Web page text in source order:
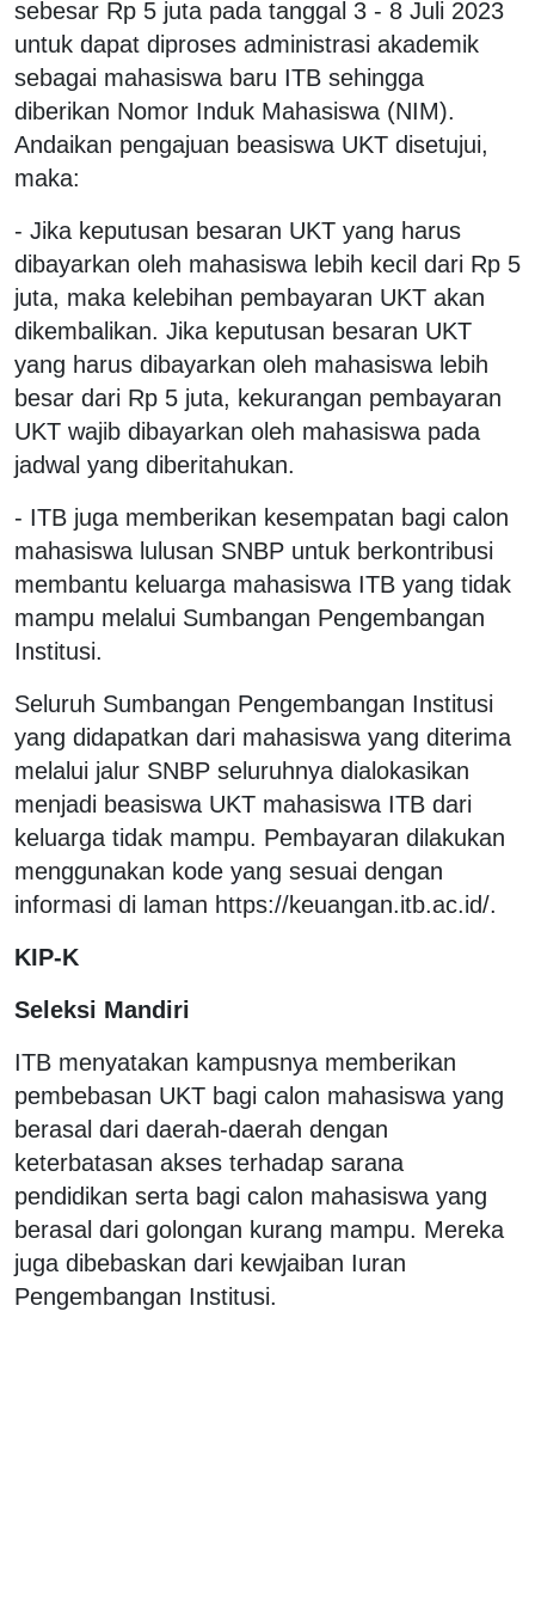
sebesar Rp 5 juta pada tanggal 3 - 8 Juli 2023
untuk dapat diproses administrasi akademik
sebagai mahasiswa baru ITB sehingga
diberikan Nomor Induk Mahasiswa (NIM).
Andaikan pengajuan beasiswa UKT disetujui,
maka:
- Jika keputusan besaran UKT yang harus
dibayarkan oleh mahasiswa lebih kecil dari Rp 5
juta, maka kelebihan pembayaran UKT akan
dikembalikan. Jika keputusan besaran UKT
yang harus dibayarkan oleh mahasiswa lebih
besar dari Rp 5 juta, kekurangan pembayaran
UKT wajib dibayarkan oleh mahasiswa pada
jadwal yang diberitahukan.
- ITB juga memberikan kesempatan bagi calon
mahasiswa lulusan SNBP untuk berkontribusi
membantu keluarga mahasiswa ITB yang tidak
mampu melalui Sumbangan Pengembangan
Institusi.
Seluruh Sumbangan Pengembangan Institusi
yang didapatkan dari mahasiswa yang diterima
melalui jalur SNBP seluruhnya dialokasikan
menjadi beasiswa UKT mahasiswa ITB dari
keluarga tidak mampu. Pembayaran dilakukan
menggunakan kode yang sesuai dengan
informasi di laman https://keuangan.itb.ac.id/.
KIP-K
Seleksi Mandiri
ITB menyatakan kampusnya memberikan
pembebasan UKT bagi calon mahasiswa yang
berasal dari daerah-daerah dengan
keterbatasan akses terhadap sarana
pendidikan serta bagi calon mahasiswa yang
berasal dari golongan kurang mampu. Mereka
juga dibebaskan dari kewjaiban Iuran
Pengembangan Institusi.